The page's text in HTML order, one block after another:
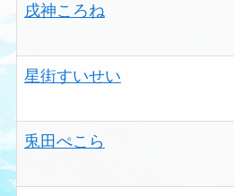
戌神ころね
星街すいせい
兎田ぺこら